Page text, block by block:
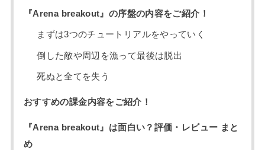
『Arena breakout』の序盤の内容をご紹介！
まずは3つのチュートリアルをやっていく
倒した敵や周辺を漁って最後は脱出
死ぬと全てを失う
おすすめの課金内容をご紹介！
『Arena breakout』は面白い？評価・レビュー まと
め